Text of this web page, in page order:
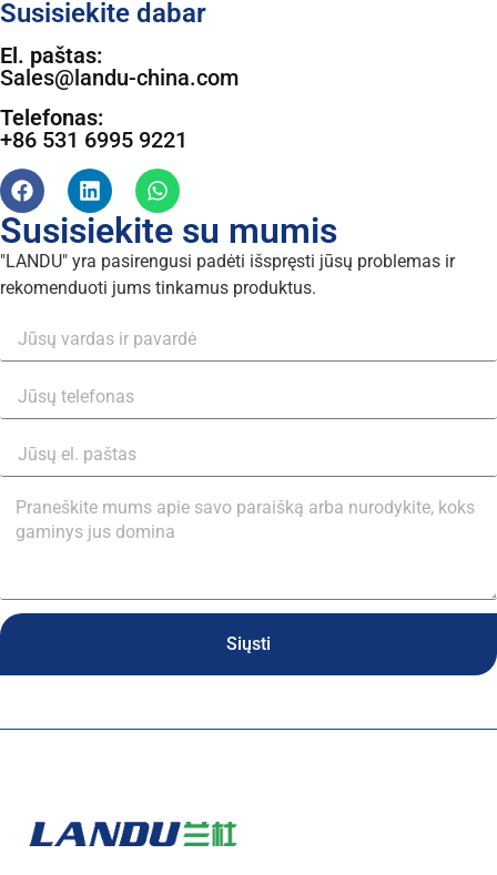
Susisiekite dabar
El. paštas:
Sales@landu-china.com
Telefonas:
+86 531 6995 9221
Susisiekite su mumis
"LANDU" yra pasirengusi padėti išspręsti jūsų problemas ir
rekomenduoti jums tinkamus produktus.
Siųsti